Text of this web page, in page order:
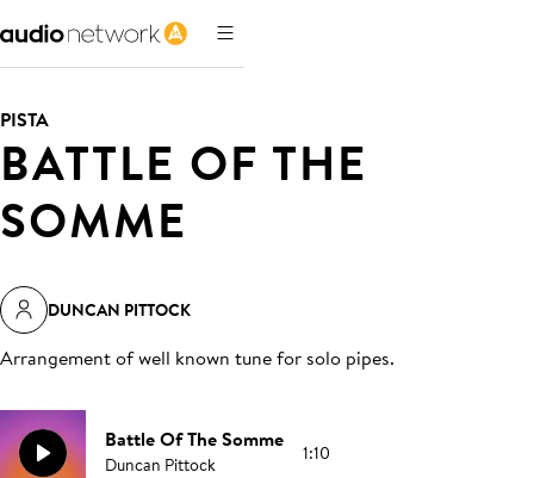
PISTA
BATTLE OF THE
SOMME
DUNCAN PITTOCK
Arrangement of well known tune for solo pipes.
Battle Of The Somme
Duncan Pittock 1:10